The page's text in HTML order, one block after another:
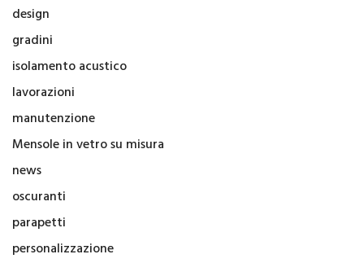
design
gradini
isolamento acustico
lavorazioni
manutenzione
Mensole in vetro su misura
news
oscuranti
parapetti
personalizzazione